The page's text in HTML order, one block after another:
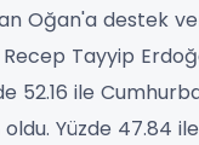
Oğan'a destek
Recep Tayyip
52.16 ile
Yüzde 47.84